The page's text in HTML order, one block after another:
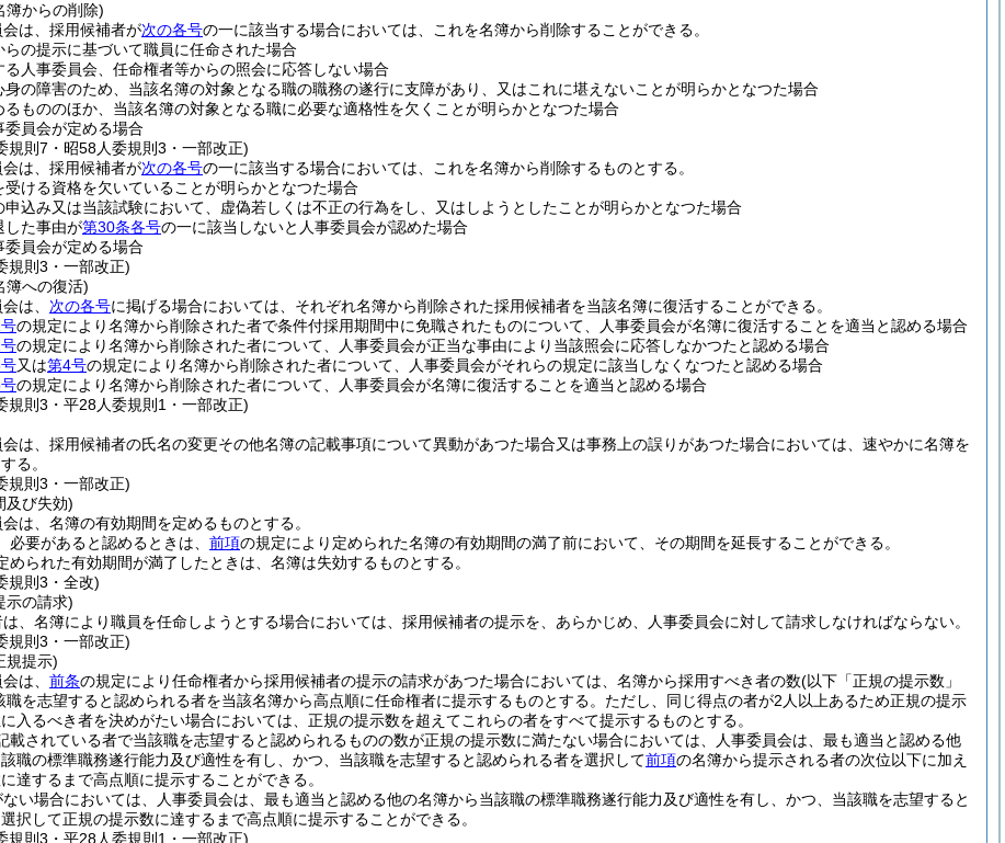
簿からの削除)
会は、採用候補者が次の各号の一に該当する場合においては、これを名簿から削除することができる。
らの提示に基づいて職員に任命された場合
る人事委員会、任命権者等からの照会に応答しない場合
身の障害のため、当該名簿の対象となる職の職務の遂行に支障があり、又はこれに堪えないことが明らかとなつた場合
るもののほか、当該名簿の対象となる職に必要な適格性を欠くことが明らかとなつた場合
委員会が定める場合
規則7・昭58人委規則3・一部改正)
会は、採用候補者が次の各号の一に該当する場合においては、これを名簿から削除するものとする。
受ける資格を欠いていることが明らかとなつた場合
申込み又は当該試験において、虚偽若しくは不正の行為をし、又はしようとしたことが明らかとなつた場合
した事由が第30条各号の一に該当しないと人事委員会が認めた場合
委員会が定める場合
規則3・一部改正)
簿への復活)
は、 次の各号に掲げる場合においては、それぞれ名簿から削除された採用候補者を当該名簿に復活することができる。
の規定により名簿から削除された者で条件付採用期間中に免職されたものについて、人事委員会が名簿に復活することを適当と認める場合
の規定により名簿から削除された者について、人事委員会が正当な事由により当該照会に応答しなかつたと認める場合
又は第4号の規定により名簿から削除された者について、人事委員会がそれらの規定に該当しなくなつたと認める場合
の規定により名簿から削除された者について、人事委員会が名簿に復活することを適当と認める場合
規則3・平28人委規則1・一部改正)
会は、採用候補者の氏名の変更その他名簿の記載事項について異動があつた場合又は事務上の誤りがあつた場合においては、速やかに名簿を
る。
規則3・一部改正)
及び失効)
会は、名簿の有効期間を定めるものとする。
必要があると認めるときは、 前項の規定により定められた名簿の有効期間の満了前において、その期間を延長することができる。
められた有効期間が満了したときは、名簿は失効するものとする。
規則3・全改)
示の請求)
、名簿により職員を任命しようとする場合においては、採用候補者の提示を、あらかじめ、人事委員会に対して請求しなければならない。
規則3・一部改正)
規提示)
は、 前条の規定により任命権者から採用候補者の提示の請求があつた場合においては、名簿から採用すべき者の数(以下「正規の提示数」
職を志望すると認められる者を当該名簿から高点順に任命権者に提示するものとする。 ただし、同じ得点の者が2人以上あるため正規の提示
入るべき者を決めがたい場合においては、正規の提示数を超えてこれらの者をすべて提示するものとする。
載されている者で当該職を志望すると認められるものの数が正規の提示数に満たない場合においては、人事委員会は、最も適当と認める他
職の標準職務遂行能力及び適性を有し、かつ、当該職を志望すると認められる者を選択して前項の名簿から提示される者の次位以下に加え
達するまで高点順に提示することができる。
い場合においては、人事委員会は、最も適当と認める他の名簿から当該職の標準職務遂行能力及び適性を有し、かつ、当該職を志望すると
択して正規の提示数に達するまで高点順に提示することができる。
規則3・平28人委規則1・一部改正)